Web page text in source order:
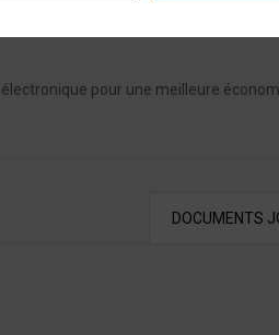
pour une meilleure
DOCUMENTS